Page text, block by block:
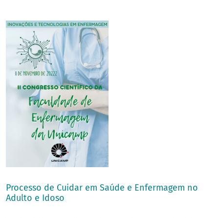
Processo de Cuidar em Saúde e Enfermagem no
Adulto e Idoso